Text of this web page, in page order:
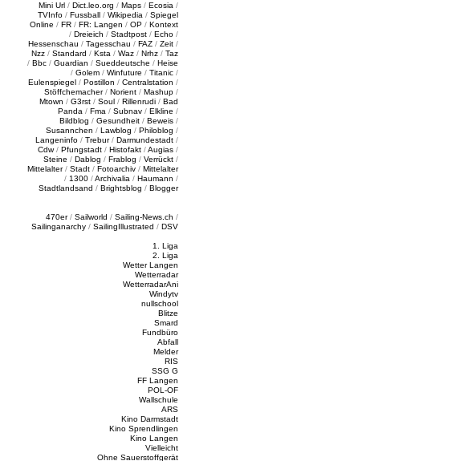
Mini Url / Dict.leo.org / Maps / Ecosia /
TVInfo / Fussball / Wikipedia / Spiegel
Online / FR / FR: Langen / OP / Kontext
/ Dreieich / Stadtpost / Echo /
Hessenschau / Tagesschau / FAZ / Zeit /
Nzz / Standard / Ksta / Waz / Nrhz / Taz
/ Bbc / Guardian / Sueddeutsche / Heise
/ Golem / Winfuture / Titanic /
Eulenspiegel / Postillon / Centralstation /
Stöffchemacher/ Norient / Mashup /
Mtown / G3rst / Soul / Rillenrudi / Bad
Panda / Fma / Subnav / Elkline /
Bildblog / Gesundheit / Beweis /
Susannchen / Lawblog / Philoblog /
Langeninfo / Trebur/ Darmundestadt /
Cdw/ Pfungstadt / Histofakt /Augias /
Steine / Dablog / Frablog / Verrückt /
Mittelalter/ Stadt / Fotoarchiv / Mittelalter
/ 1300 /Archivalia / Haumann /
Stadtlandsand / Brightsblog / Blogger
470er/ Sailworld / Sailing-News.ch /
Sailinganarchy / SailingIllustrated / DSV
1. Liga
2. Liga
Wetter Langen
Wetterradar
WetterradarAni
Windytv
nullschool
Blitze
Smard
Fundbüro
Abfall
Melder
RIS
SSG G
FF Langen
POL-OF
Wallschule
ARS
Kino Darmstadt
Kino Sprendlingen
Kino Langen
Vielleicht
Ohne Sauerstoffgerät